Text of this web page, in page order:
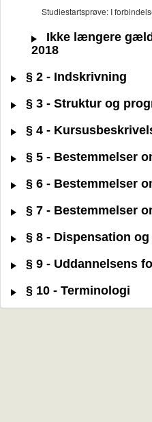
Studiestartsprøve: I
Ikke længere
2018
§ 2 - Indskrivning
§ 3 - Struktur og
§ 4 -
§ 5 - Bestemmelser
§ 6 - Bestemmelser
§ 7 - Bestemmelser
§ 8 - Dispensation
§ 9 - Uddannelsens
§ 10 - Terminologi